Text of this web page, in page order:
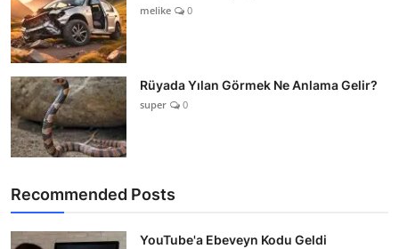
melike 0
Rüyada Yılan Görmek Ne Anlama Gelir?
super 0
Recommended Posts
YouTube'a Ebeveyn Kodu Geldi